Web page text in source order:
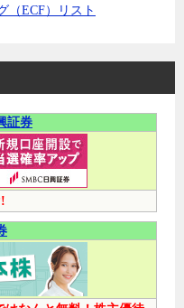
（ECF）リスト
証券